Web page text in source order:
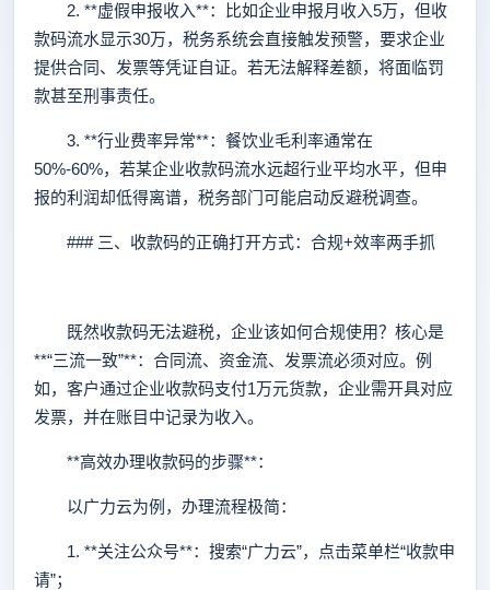
2. **虚假申报收入**：比如企业申报月收入5万，但收
款码流水显示30万，税务系统会直接触发预警，要求企业
提供合同、发票等凭证自证。若无法解释差额，将面临罚
款甚至刑事责任。
3. **行业费率异常**：餐饮业毛利率通常在
50%-60%，若某企业收款码流水远超行业平均水平，但申
报的利润却低得离谱，税务部门可能启动反避税调查。
### 三、收款码的正确打开方式：合规+效率两手抓
既然收款码无法避税，企业该如何合规使用？核心是
**“三流一致”**：合同流、资金流、发票流必须对应。例
如，客户通过企业收款码支付1万元货款，企业需开具对应
发票，并在账目中记录为收入。
**高效办理收款码的步骤**：
以广力云为例，办理流程极简：
1. **关注公众号**：搜索“广力云”，点击菜单栏“收款申
请”；